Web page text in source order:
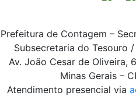
Prefeitura de Contagem –
Subsecretaria do Tesouro
Av. João Cesar de Oliveira,
Minas Gerais –
Atendimento presencial via